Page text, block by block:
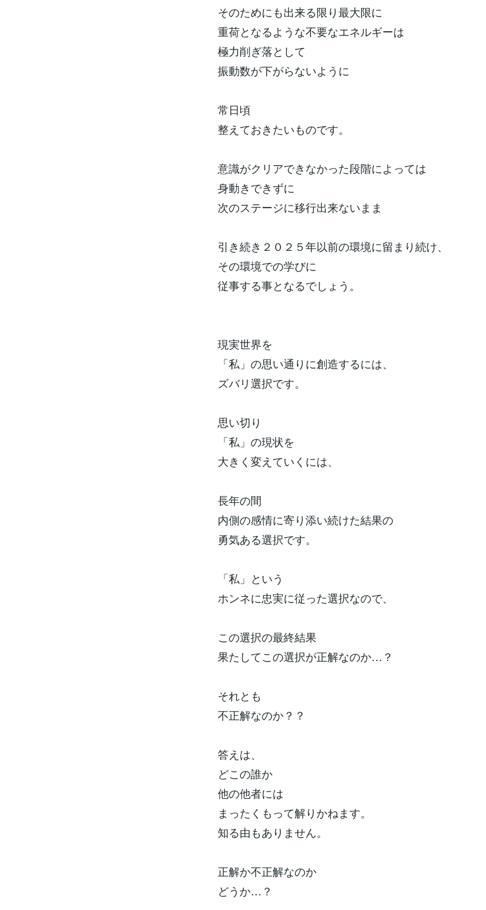
そのためにも出来る限り最大限に
重荷となるような不要なエネルギーは
極力削ぎ落として
振動数が下がらないように
常日頃
整えておきたいものです。
意識がクリアできなかった段階によっては
身動きできずに
次のステージに移行出来ないまま
引き続き２０２５年以前の環境に留まり続け、
その環境での学びに
従事する事となるでしょう。
現実世界を
「私」の思い通りに創造するには、
ズバリ選択です。
思い切り
「私」の現状を
大きく変えていくには、
長年の間
内側の感情に寄り添い続けた結果の
勇気ある選択です。
「私」という
ホンネに忠実に従った選択なので、
この選択の最終結果
果たしてこの選択が正解なのか…？
それとも
不正解なのか？？
答えは、
どこの誰か
他の他者には
まったくもって解りかねます。
知る由もありません。
正解か不正解なのか
どうか…？